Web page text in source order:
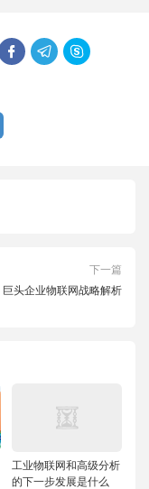
  
下一篇
巨头企业物联网战略解析
工业物联网和高级分析
的下一步发展是什么